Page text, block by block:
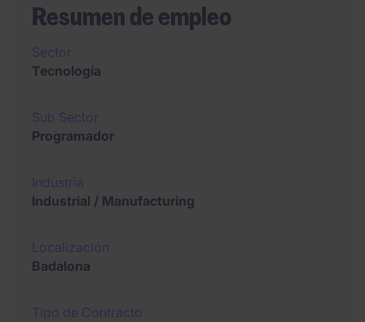
Resumen de empleo
Tecnología
Programador
Industrial / Manufacturing
Badalona